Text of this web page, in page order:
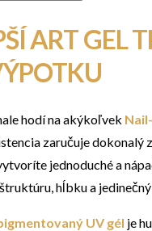
ART GEL
hodí na akýkoľvek
zaručuje dokonalý
jednoduché a
hĺbku a
UV gél je